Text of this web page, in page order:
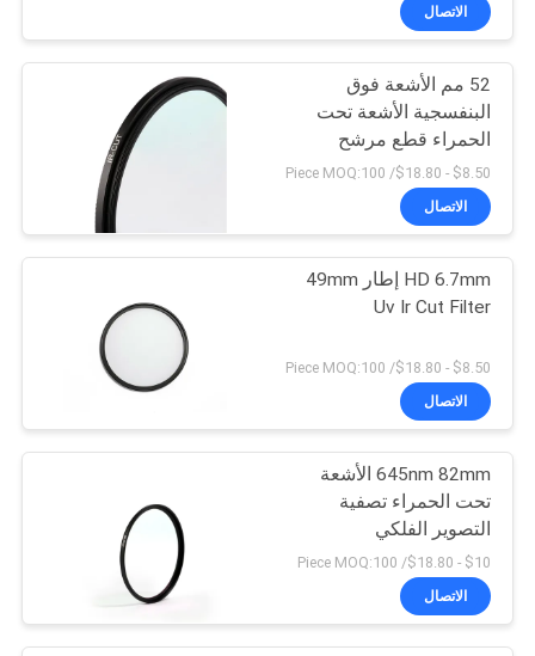
خريطة
الموقع
PRIVACY
POLICY
الاتصال
52 مم الأشعة فوق
البنفسجية الأشعة تحت
الحمراء قطع مرشح
$8.50 - $18.80/ Piece MOQ:100
الاتصال
HD 6.7mm إطار 49mm
Uv Ir Cut Filter
$8.50 - $18.80/ Piece MOQ:100
الاتصال
645nm 82mm الأشعة
تحت الحمراء تصفية
التصوير الفلكي
$10 - $18.80/ Piece MOQ:100
الاتصال